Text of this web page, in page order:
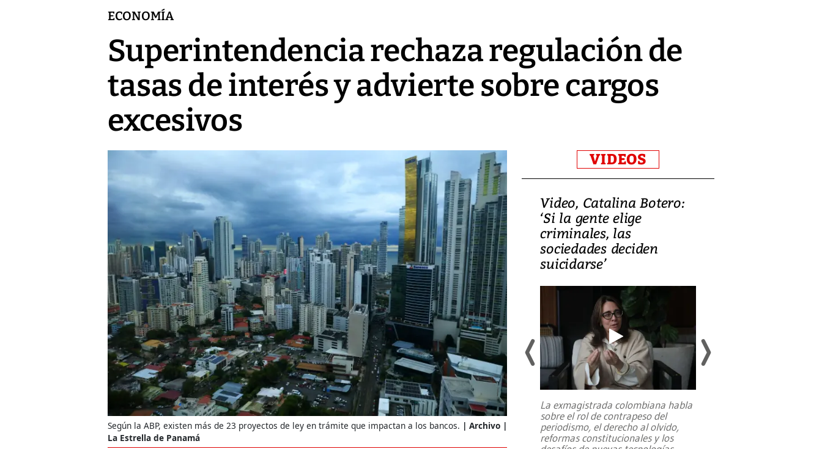
ECONOMÍA
Superintendencia rechaza regulación de
tasas de interés y advierte sobre cargos
excesivos
Según la ABP, existen más de 23 proyectos de ley en trámite que impactan a los bancos.
Archivo |
La Estrella de Panamá
VIDEOS
Video, Japón: Terremoto
deja heridos y graves
daños en Kumamoto
Un fuerte terremoto de magnitud
7,1 se registró este martes 28 de
julio en la prefectura de Kumamoto,
al sur de Japón, provocando una
emergencia de gran...
Video, Catalina Botero:
‘Si la gente elige
criminales, las
sociedades deciden
suicidarse’
La exmagistrada colombiana habla
sobre el rol de contrapeso del
periodismo, el derecho al olvido,
reformas constitucionales y los